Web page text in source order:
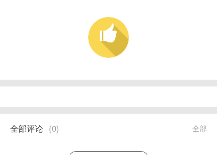
全部
全部评论 (0)